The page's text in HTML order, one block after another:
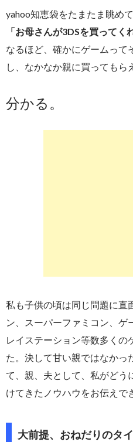
yahoo知恵袋をたまたま眺め
「お母さんが3DSを買ってく
なるほど、確かにゲームって
し、なかなか親に買ってもら
分かる。
私も子供の頃は同じ問題に直
ン、スーパーファミコン、ゲ
レイステーション等数多くの
た。決して甘い親ではなかっ
て、親、夫として、私がどう
けてきたノウハウをお伝えで
大前提、おねだりのタ